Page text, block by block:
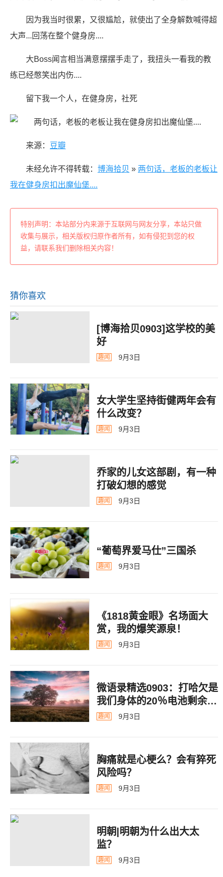
因为我当时很累，又很尴尬，就使出了全身解数喊得超
大声...回荡在整个健身房....
大Boss闻言相当满意摆摆手走了，我扭头一看我的教
练已经憋笑出内伤....
留下我一个人，在健身房，社死
来源： 豆瓣
未经允许不得转载： 博海拾贝 » 两句话，老板的老板让
我在健身房扣出魔仙堡....
特别声明：本站部分内来源于互联网与网友分享，本站只做
收集与展示，相关版权归原作者所有，如有侵犯到您的权
益，请联系我们删除相关内容！
猜你喜欢
[博海拾贝0903]这学校的美
好
趣闻 9月3日
女大学生坚持街健两年会有
什么改变？
趣闻 9月3日
乔家的儿女这部剧，有一种
打破幻想的感觉
趣闻 9月3日
“葡萄界爱马仕”三国杀
趣闻 9月3日
《1818黄金眼》名场面大
赏，我的爆笑源泉！
趣闻 9月3日
微语录精选0903：打哈欠是
我们身体的20％电池剩余警
告
趣闻 9月3日
胸痛就是心梗么？会有猝死
风险吗？
趣闻 9月3日
明朝|明朝为什么出大太
监？ ​​​
趣闻 9月3日